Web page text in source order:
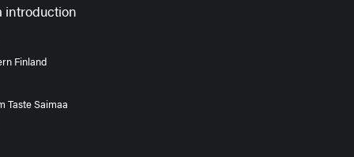
introduction
Finland
Taste Saimaa